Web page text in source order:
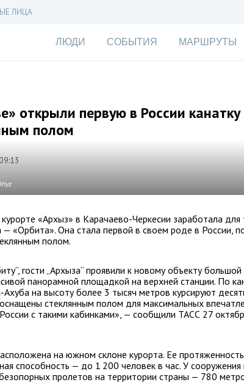
ЛИЦА
ЛЮДИ СОБЫТИЯ МАРШРУТЫ
открыли первую в России
полом
«Архыз» в Карачаево-Черкесии заработала для
— «Орбита». Она стала первой в своем роде в России,
полом.
гости „Архыза“ проявили к новому объекту большой
панорамной площадкой на верхней станции. По
на высоту более 3 тысяч метров курсируют
стеклянным полом для максимальных
с такими кабинками», — сообщили ТАСС 27
на южном склоне курорта. Ее
способность — до 1 200 человек в час. У
пролетов на территории страны — 780